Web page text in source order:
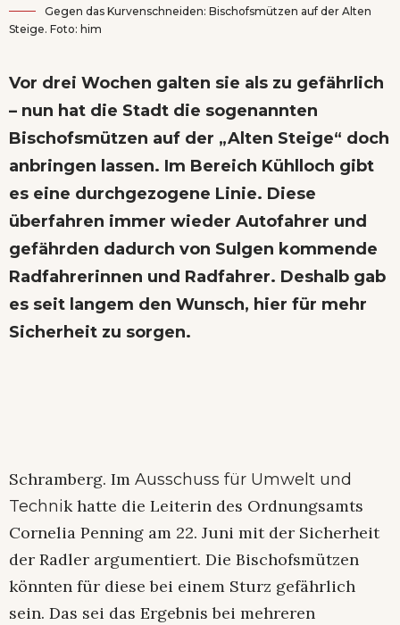
Gegen das Kurvenschneiden: Bischofsmützen auf der Alten
Steige. Foto: him
Vor drei Wochen galten sie als zu gefährlich
– nun hat die Stadt die sogenannten
Bischofsmützen auf der „Alten Steige“ doch
anbringen lassen. Im Bereich Kühlloch gibt
es eine durchgezogene Linie. Diese
überfahren immer wieder Autofahrer und
gefährden dadurch von Sulgen kommende
Radfahrerinnen und Radfahrer. Deshalb gab
es seit langem den Wunsch, hier für mehr
Sicherheit zu sorgen.
Schramberg. Im Ausschuss für Umwelt und
Technik hatte die Leiterin des Ordnungsamts
Cornelia Penning am 22. Juni mit der Sicherheit
der Radler argumentiert. Die Bischofsmützen
könnten für diese bei einem Sturz gefährlich
sein. Das sei das Ergebnis bei mehreren